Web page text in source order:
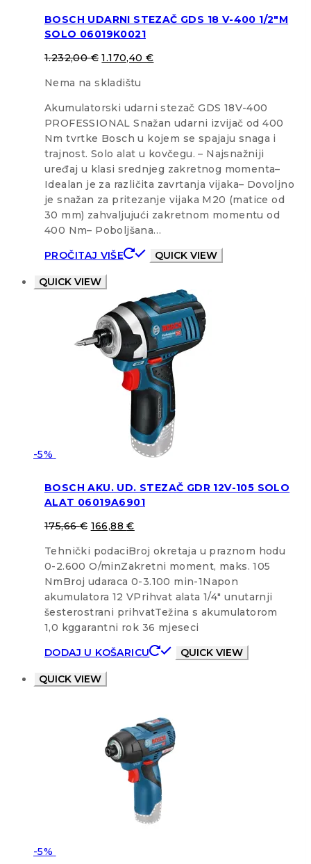
BOSCH UDARNI STEZAČ GDS 18 V-400 1/2″M
SOLO 06019K0021
1.232,00€ 1.170,40€
Nema na skladištu
Akumulatorski udarni stezač GDS 18V-400
PROFESSIONAL Snažan udarni izvijač od 400
Nm tvrtke Bosch u kojem se spajaju snaga i
trajnost. Solo alat u kovčegu. – Najsnažniji
uređaj u klasi srednjeg zakretnog momenta–
Idealan je za različita zavrtanja vijaka– Dovoljno
je snažan za pritezanje vijaka M20 (matice od
30 mm) zahvaljujući zakretnom momentu od
400 Nm– Poboljšana…
PROČITAJ VIŠE
QUICK VIEW
QUICK VIEW
-5%
BOSCH AKU. UD. STEZAČ GDR 12V-105 SOLO
ALAT 06019A6901
175,66€ 166,88€
Tehnički podaciBroj okretaja u praznom hodu
0-2.600 O/minZakretni moment, maks. 105
NmBroj udaraca 0-3.100 min-1Napon
akumulatora 12 VPrihvat alata 1/4″ unutarnji
šesterostrani prihvatTežina s akumulatorom
1,0 kggarantni rok 36 mjeseci
DODAJ U KOŠARICU
QUICK VIEW
QUICK VIEW
-5%